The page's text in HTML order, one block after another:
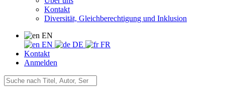
Kontakt
Diversität, Gleichberechtigung und Inklusion
EN
EN
DE
FR
Kontakt
Anmelden